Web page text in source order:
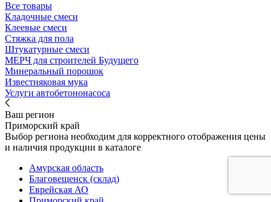
Все товары
Кладочные смеси
Клеевые смеси
Стяжка для пола
Штукатурные смеси
МЕРЧ для строителей Будущего
Минеральный порошок
Известняковая мука
Услуги автобетононасоса
Ваш регион
Приморский край
Выбор региона необходим для корректного отображения цены
и наличия продукции в каталоге
Амурская область
Благовещенск (склад)
Еврейская АО